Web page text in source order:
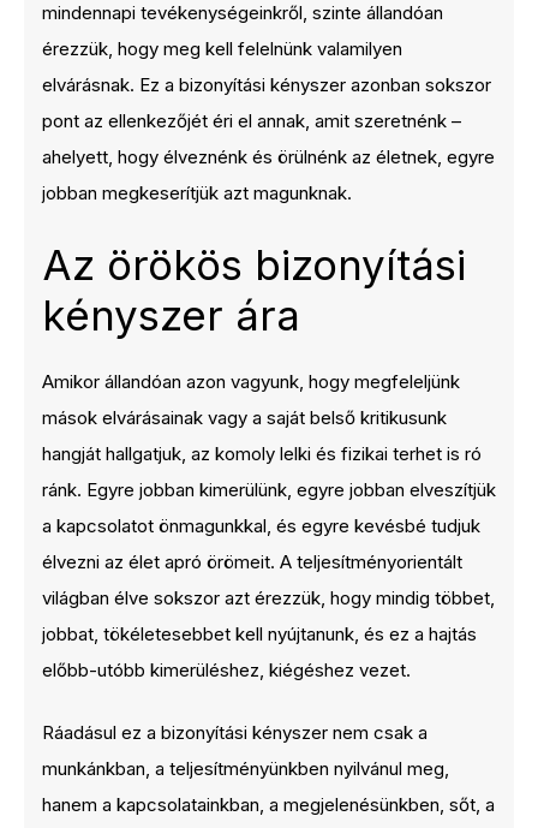
mindennapi tevékenységeinkről, szinte állandóan
érezzük, hogy meg kell felelnünk valamilyen
elvárásnak. Ez a bizonyítási kényszer azonban sokszor
pont az ellenkezőjét éri el annak, amit szeretnénk –
ahelyett, hogy élveznénk és örülnénk az életnek, egyre
jobban megkeserítjük azt magunknak.
Az örökös bizonyítási
kényszer ára
Amikor állandóan azon vagyunk, hogy megfeleljünk
mások elvárásainak vagy a saját belső kritikusunk
hangját hallgatjuk, az komoly lelki és fizikai terhet is ró
ránk. Egyre jobban kimerülünk, egyre jobban elveszítjük
a kapcsolatot önmagunkkal, és egyre kevésbé tudjuk
élvezni az élet apró örömeit. A teljesítményorientált
világban élve sokszor azt érezzük, hogy mindig többet,
jobbat, tökéletesebbet kell nyújtanunk, és ez a hajtás
előbb-utóbb kimerüléshez, kiégéshez vezet.
Ráadásul ez a bizonyítási kényszer nem csak a
munkánkban, a teljesítményünkben nyilvánul meg,
hanem a kapcsolatainkban, a megjelenésünkben, sőt, a